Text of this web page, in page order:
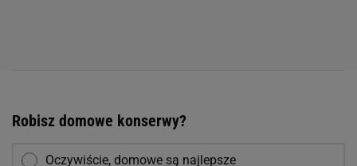
Robisz domowe konserwy?
Oczywiście, domowe są najlepsze